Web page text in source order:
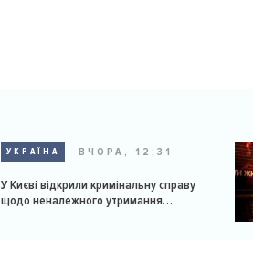
УКРАЇНА ВЧОРА, 12:31
У Києві відкрили кримінальну справу
щодо неналежного утримання